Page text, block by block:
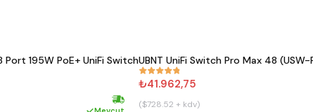
195W PoE+ UniFi Switch
Hızlı kargo
#852
UBNT UniFi Switch Pro Max 48
₺41.962,75
($728.52 + kdv)